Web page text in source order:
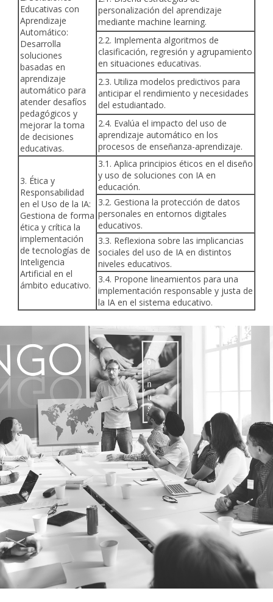
Educativas con
Aprendizaje
Automático:
Desarrolla
soluciones
basadas en
aprendizaje
automático para
atender desafíos
pedagógicos y
mejorar la toma
de decisiones
educativas.
personalización del aprendizaje
mediante machine learning.
2.2. Implementa algoritmos de
clasificación, regresión y agrupamiento
en situaciones educativas.
2.3. Utiliza modelos predictivos para
anticipar el rendimiento y necesidades
del estudiantado.
2.4. Evalúa el impacto del uso de
aprendizaje automático en los
procesos de enseñanza-aprendizaje.
3. Ética y
Responsabilidad
en el Uso de la IA:
Gestiona de forma
ética y crítica la
implementación
de tecnologías de
Inteligencia
Artificial en el
ámbito educativo.
3.1. Aplica principios éticos en el diseño
y uso de soluciones con IA en
educación.
3.2. Gestiona la protección de datos
personales en entornos digitales
educativos.
3.3. Reflexiona sobre las implicancias
sociales del uso de IA en distintos
niveles educativos.
3.4. Propone lineamientos para una
implementación responsable y justa de
la IA en el sistema educativo.